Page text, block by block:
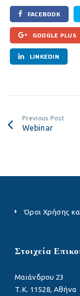
FACEBOOK
GOOGLE PLUS
LINKEDIN
Previous Post
Webinar
Όροι Χρήσης
Στοιχεία
Μαιάνδρου 23
Τ.Κ. 11528, Αθήνα